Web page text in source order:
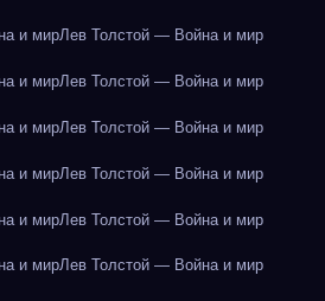
и мирЛев Толстой — Война и мир
и мирЛев Толстой — Война и мир
и мирЛев Толстой — Война и мир
и мирЛев Толстой — Война и мир
и мирЛев Толстой — Война и мир
и мирЛев Толстой — Война и мир